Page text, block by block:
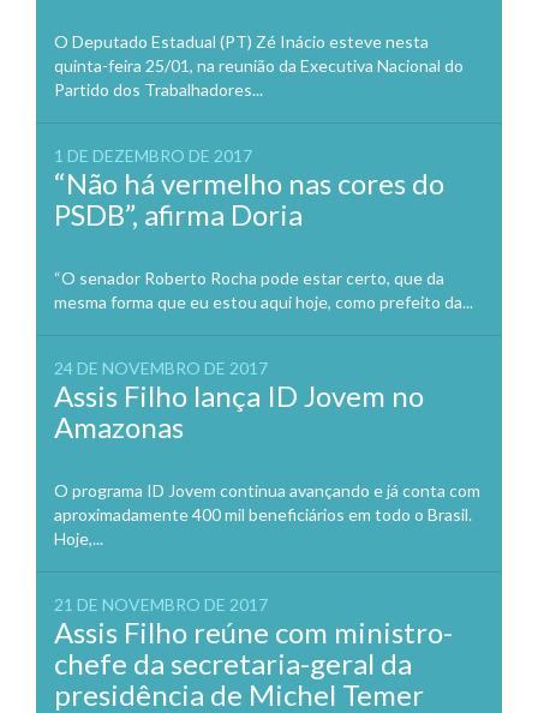
O Deputado Estadual (PT) Zé Inácio esteve nesta
quinta-feira 25/01, na reunião da Executiva Nacional do
Partido dos Trabalhadores...
1 DE DEZEMBRO DE 2017
“Não há vermelho nas cores do
PSDB”, afirma Doria
“O senador Roberto Rocha pode estar certo, que da
mesma forma que eu estou aqui hoje, como prefeito da...
24 DE NOVEMBRO DE 2017
Assis Filho lança ID Jovem no
Amazonas
O programa ID Jovem continua avançando e já conta com
aproximadamente 400 mil beneficiários em todo o Brasil.
Hoje,...
21 DE NOVEMBRO DE 2017
Assis Filho reúne com ministro-
chefe da secretaria-geral da
presidência de Michel Temer